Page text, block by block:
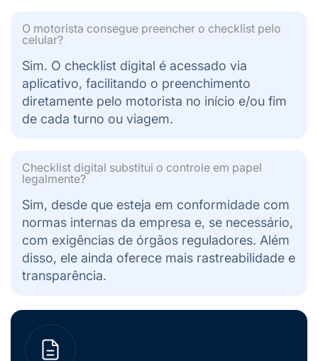
O motorista consegue preencher o checklist pelo
celular?
Sim. O checklist digital é acessado via
aplicativo, facilitando o preenchimento
diretamente pelo motorista no início e/ou fim
de cada turno ou viagem.
Checklist digital substitui o controle em papel
legalmente?
Sim, desde que esteja em conformidade com
normas internas da empresa e, se necessário,
com exigências de órgãos reguladores. Além
disso, ele ainda oferece mais rastreabilidade e
transparência.